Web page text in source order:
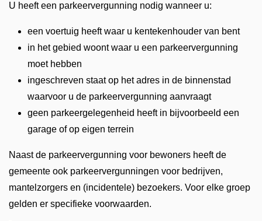
U heeft een parkeervergunning nodig wanneer u:
een voertuig heeft waar u kentekenhouder van bent
in het gebied woont waar u een parkeervergunning
moet hebben
ingeschreven staat op het adres in de binnenstad
waarvoor u de parkeervergunning aanvraagt
geen parkeergelegenheid heeft in bijvoorbeeld een
garage of op eigen terrein
Naast de parkeervergunning voor bewoners heeft de
gemeente ook parkeervergunningen voor bedrijven,
mantelzorgers en (incidentele) bezoekers. Voor elke groep
gelden er specifieke voorwaarden.